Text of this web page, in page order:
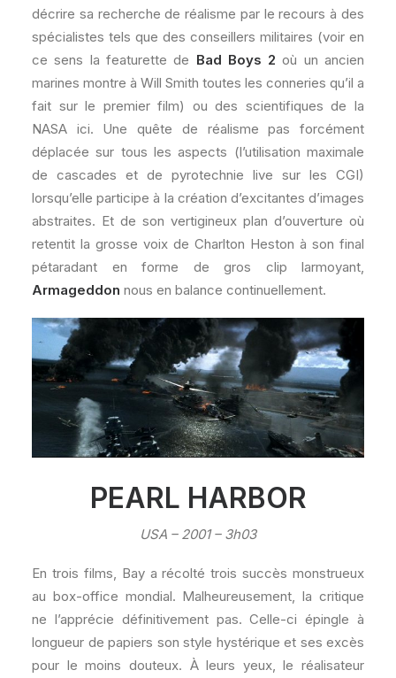
décrire sa recherche de réalisme par le recours à des
spécialistes tels que des conseillers militaires (voir en
ce sens la featurette de Bad Boys 2 où un ancien
marines montre à Will Smith toutes les conneries qu’il a
fait sur le premier film) ou des scientifiques de la
NASA ici. Une quête de réalisme pas forcément
déplacée sur tous les aspects (l’utilisation maximale
de cascades et de pyrotechnie live sur les CGI)
lorsqu’elle participe à la création d’excitantes d’images
abstraites. Et de son vertigineux plan d’ouverture où
retentit la grosse voix de Charlton Heston à son final
pétaradant en forme de gros clip larmoyant,
Armageddon nous en balance continuellement.
PEARL HARBOR
USA – 2001 – 3h03
En trois films, Bay a récolté trois succès monstrueux
au box-office mondial. Malheureusement, la critique
ne l’apprécie définitivement pas. Celle-ci épingle à
longueur de papiers son style hystérique et ses excès
pour le moins douteux. À leurs yeux, le réalisateur